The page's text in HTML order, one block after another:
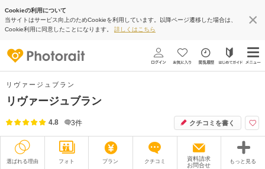
Cookieの利用について
当サイトはサービス向上のためCookieを利用しています。以降ページ遷移した場合は、
Cookie利用に同意したことになります。 詳しくはこちら
リヴァージュブラン
リヴァージュブラン
4.8 3件 クチコミを書く
選ばれる理由 フォト プラン クチコミ
資料請求
お問合せ
もっと見る